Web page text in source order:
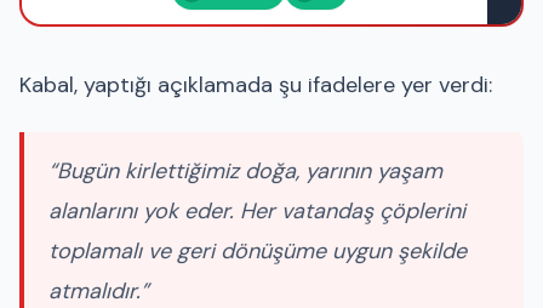
Kabal, yaptığı açıklamada şu ifadelere yer verdi:
“Bugün kirlettiğimiz doğa, yarının yaşam
alanlarını yok eder. Her vatandaş çöplerini
toplamalı ve geri dönüşüme uygun şekilde
atmalıdır.”